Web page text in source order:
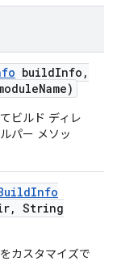
buildInfo ,
Name)
ビルド ディレ
パー メソッ
Info
, String
カスタマイズで